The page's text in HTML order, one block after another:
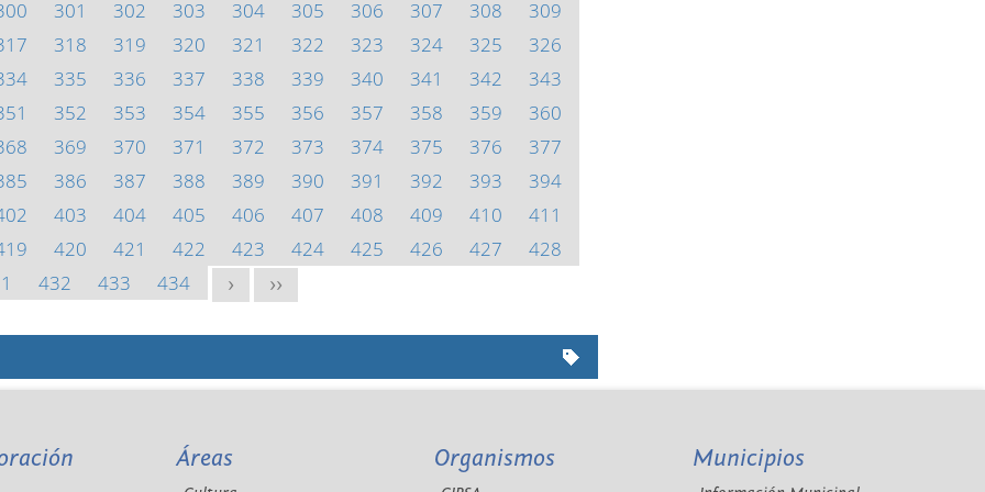
301 302 303 304 305 306 307 308
309
318 319 320 321 322 323 324 325
326
335 336 337 338 339 340 341 342
343
352 353 354 355 356 357 358 359
360
369 370 371 372 373 374 375 376
377
386 387 388 389 390 391 392 393
394
403 404 405 406 407 408 409 410
411
420 421 422 423 424 425 426 427
428
432 433 434 > >>
Áreas Organismos Municipios